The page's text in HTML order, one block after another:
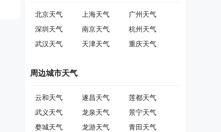
北京天气 上海天气
广州天气
深圳天气
南京天气
杭州天气
武汉天气
天津天气 重庆天气
周边城市天气
云和天气 遂昌天气
莲都天气
武义天气
龙泉天气
景宁天气
婺城天气
龙游天气
青田天气